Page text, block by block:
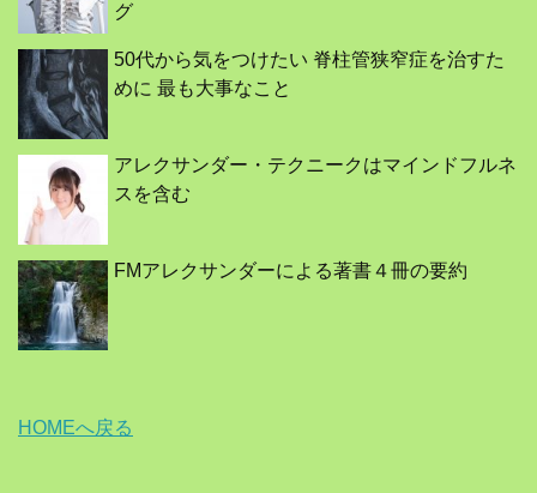
グ
50代から気をつけたい 脊柱管狭窄症を治すた
めに 最も大事なこと
アレクサンダー・テクニークはマインドフルネ
スを含む
FMアレクサンダーによる著書４冊の要約
HOMEへ戻る